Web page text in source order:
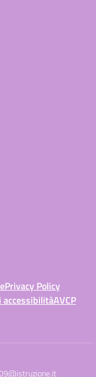
Privacy Policy
AVCP